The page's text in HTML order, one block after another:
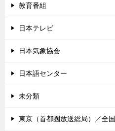
教育番組
日本テレビ
日本気象協会
日本語センター
未分類
東京（首都圏放送総局）／全国